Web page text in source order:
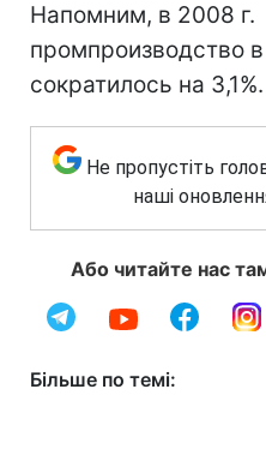
Напомним, в 2008 г.
промпроизводство
сократилось на 3,1%.
Не пропустіть
наші
Або читайте нас
Більше по темі: